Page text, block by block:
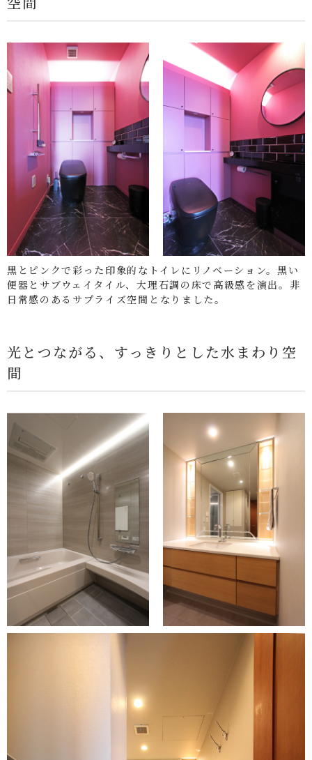
黒とピンクで彩った印象的なトイレにリノベーション。黒い
便器とサブウェイタイル、大理石調の床で高級感を演出。非
日常感のあるサプライズ空間となりました。
光とつながる、すっきりとした水まわり空
間